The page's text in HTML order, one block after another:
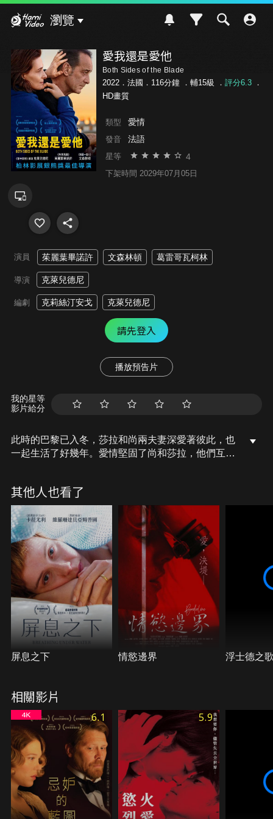
瀏覽
愛我還是愛他
Both Sides of the Blade
2022．法國．116分鐘 ． 輔15級 ． 評分6.3．
HD畫質
類型 愛情
發音 法語
星等 4
下架時間 2029年07月05日
演員 茱麗葉畢諾許 文森林頓 葛雷哥瓦柯林
導演 克萊兒德尼
編劇 克莉絲汀安戈 克萊兒德尼
請先登入
播放預告片
我的星等
影片給分
此時的巴黎已入冬，莎拉和尚兩夫妻深愛著彼此，也
一起生活了好幾年。愛情堅固了尚和莎拉，他們互相
瓦，當初莎拉因為弗朗索瓦而認識尚，也因為尚而離
開了弗朗索瓦…
其他人也看了
屏息之下 情慾邊界 浮士德之
相關影片
6.1 5.9